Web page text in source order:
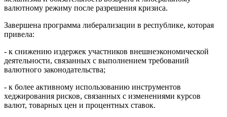
валютному режиму после разрешения кризиса.
Завершена программа либерализации в республике, которая
привела:
- к снижению издержек участников внешнеэкономической
деятельности, связанных с выполнением требований
валютного законодательства;
- к более активному использованию инструментов
хеджирования рисков, связанных с изменениями курсов
валют, товарных цен и процентных ставок.